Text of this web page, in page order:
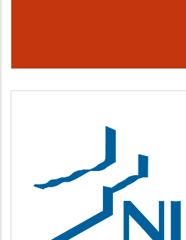
NILSA
Medio